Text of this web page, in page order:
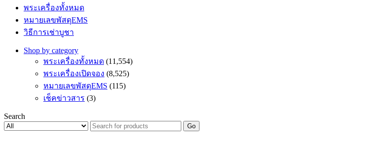
พระเครื่องทั้งหมด
หมายเลขพัสดุEMS
วิธีการเช่าบูชา
Shop by category
พระเครื่องทั้งหมด (11,554)
พระเครื่องเปิดจอง (8,525)
หมายเลขพัสดุEMS (115)
เช็คข่าวสาร (3)
Search
Go